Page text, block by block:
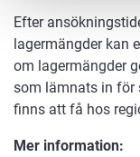
Efter
lagermängder kan
om lagermängder
som lämnats in för
finns att få hos
Mer information: